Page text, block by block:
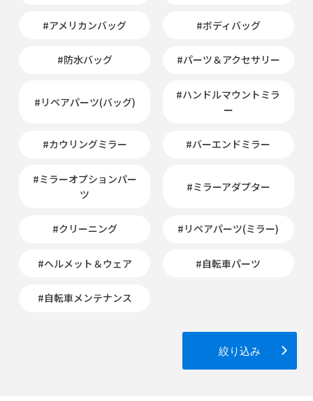
#アメリカンバッグ #ボディバッグ
#防水バッグ #パーツ＆アクセサリー
#リペアパーツ(バッグ)
#ハンドルマウントミラ
ー
#カウリングミラー #バーエンドミラー
#ミラーオプションパー
ツ
#ミラーアダプター
#クリーニング #リペアパーツ(ミラー)
#ヘルメット＆ウェア #自転車パーツ
#自転車メンテナンス
絞り込み